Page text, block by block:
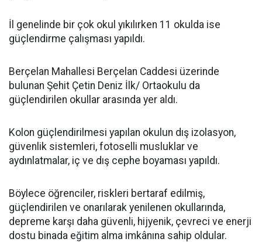
İl genelinde bir çok okul yıkılırken 11 okulda ise
güçlendirme çalışması yapıldı.
Berçelan Mahallesi Berçelan Caddesi üzerinde
bulunan Şehit Çetin Deniz İlk/ Ortaokulu da
güçlendirilen okullar arasında yer aldı.
Kolon güçlendirilmesi yapılan okulun dış izolasyon,
güvenlik sistemleri, fotoselli musluklar ve
aydınlatmalar, iç ve dış cephe boyaması yapıldı.
Böylece öğrenciler, riskleri bertaraf edilmiş,
güçlendirilen ve onarılarak yenilenen okullarında,
depreme karşı daha güvenli, hijyenik, çevreci ve enerji
dostu binada eğitim alma imkânına sahip oldular.